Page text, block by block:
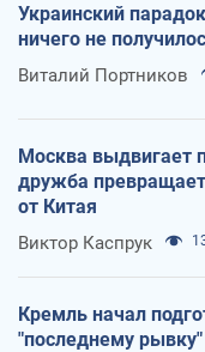
Украинский
ничего не
Виталий Портников
Москва выдвигает
дружба
от Китая
Виктор Каспрук
Кремль начал
"последнему рывку"